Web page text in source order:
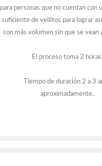
para personas que no cuentan con
suficiente de vellitos para lograr
con más volumen sin que se vean
El proceso toma 2
Tiempo de duración 2 a 3
aproximadamente.